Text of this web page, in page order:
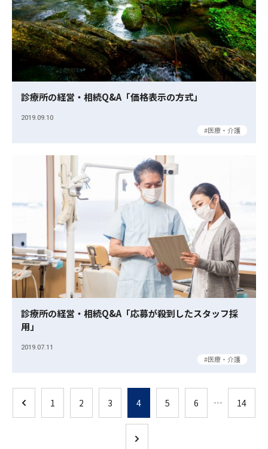
診療所の経営・相続Q&A「価格表示の方式」
2019.09.10
医療・介護
診療所の経営・相続Q&A「応募が殺到したスタッフ採
用」
2019.07.11
医療・介護
1 2 3 4 5 6 … 14